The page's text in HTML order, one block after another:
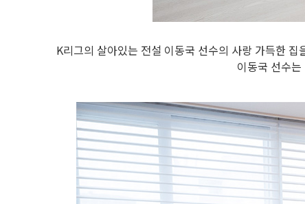
K리그의 살아있는 전설 이동국 선수의 사랑 가득한
이동국 선수